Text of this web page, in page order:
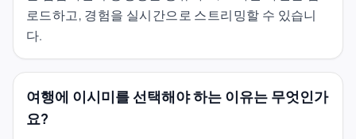
로드하고, 경험을 실시간으로 스트리밍할 수 있습니
다.
여행에 이시미를 선택해야 하는 이유는 무엇인가
요?